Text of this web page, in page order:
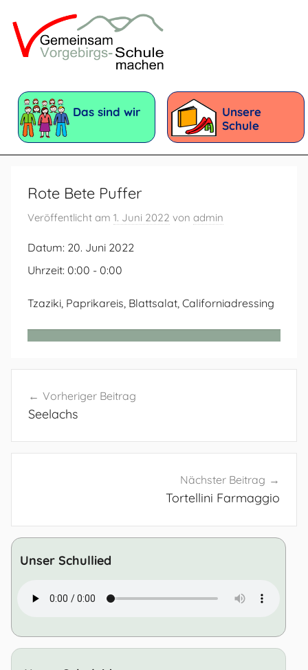
Inhalt
springen
Vorgebirgsschule
mit
dem
Förderschwerpunkt:
Das sind wir
Unsere
Schule
Rote Bete Puffer
Veröffentlicht am 1. Juni 2022 von admin
Datum: 20. Juni 2022
Uhrzeit: 0:00 - 0:00
Tzaziki, Paprikareis, Blattsalat, Californiadressing
Vorheriger Beitrag
Seelachs
Nächster Beitrag
Tortellini Farmaggio
Unser Schullied